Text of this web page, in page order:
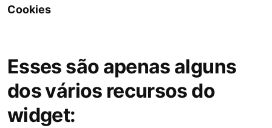
Cookies
Esses são apenas alguns
dos vários recursos do
widget: